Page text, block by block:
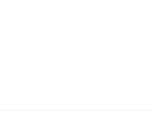
Зубы были удалены
пациент в…